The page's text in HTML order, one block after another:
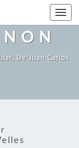
De Juan Carlos